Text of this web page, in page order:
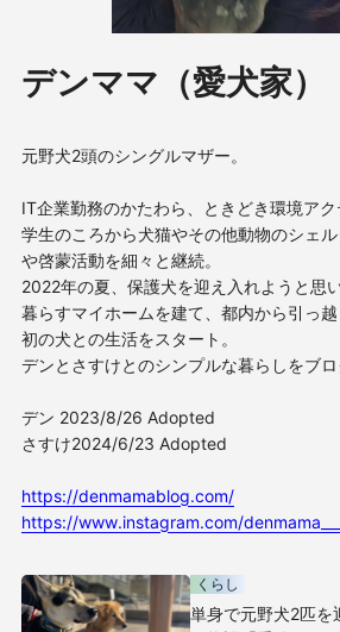
デンママ（愛犬家）
元野犬2頭のシングルマザー。
IT企業勤務のかたわら、ときどき環境アク
学生のころから犬猫やその他動物のシェ
や啓蒙活動を細々と継続。
2022年の夏、保護犬を迎え入れようと思
暮らすマイホームを建て、都内から引っ
初の犬との生活をスタート。
デンとさすけとのシンプルな暮らしをブロ
デン 2023/8/26 Adopted
さすけ2024/6/23 Adopted
https://denmamablog.com/
https://www.instagram.com/
くらし
単身で元野犬2匹を